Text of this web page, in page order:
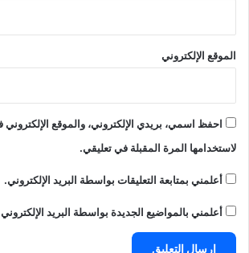
الموقع الإلكتروني
احفظ اسمي، بريدي الإلكتروني، والموقع
لاستخدامها المرة المقبلة في تعليقي.
أعلمني بمتابعة التعليقات بواسطة البريد الإلكتروني.
أعلمني بالمواضيع الجديدة بواسطة البريد